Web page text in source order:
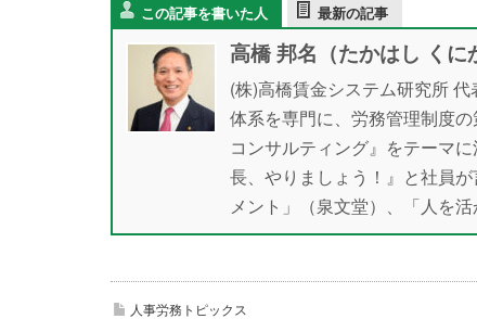
この記事を書いた人 最新の記事
高橋 邦名（たかはし くに
(株)高橋賃金システム研究所
体系を専門に、労務管理制度
コンサルティング』をテーマ
長、やりましょう！』と社員
メント」（泉文堂）、「人を
人事労務トピックス